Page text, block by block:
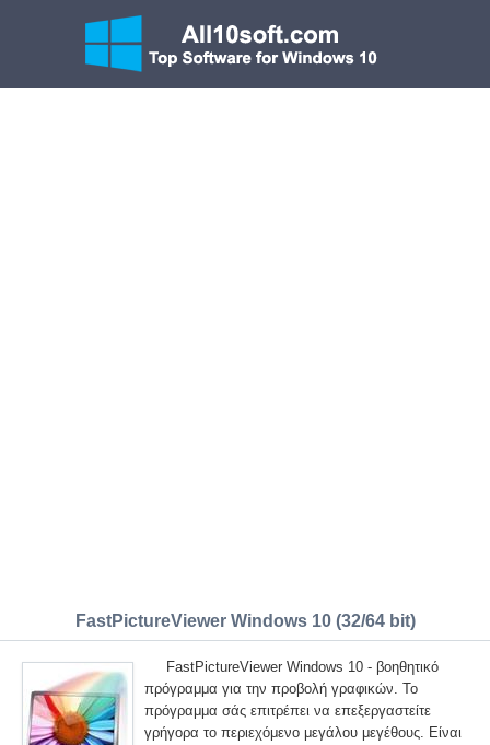
FastPictureViewer Windows 10 (32/64 bit)
FastPictureViewer Windows 10 - βοηθητικό
πρόγραμμα για την προβολή γραφικών. Το
πρόγραμμα σάς επιτρέπει να επεξεργαστείτε
γρήγορα το περιεχόμενο μεγάλου μεγέθους. Είναι